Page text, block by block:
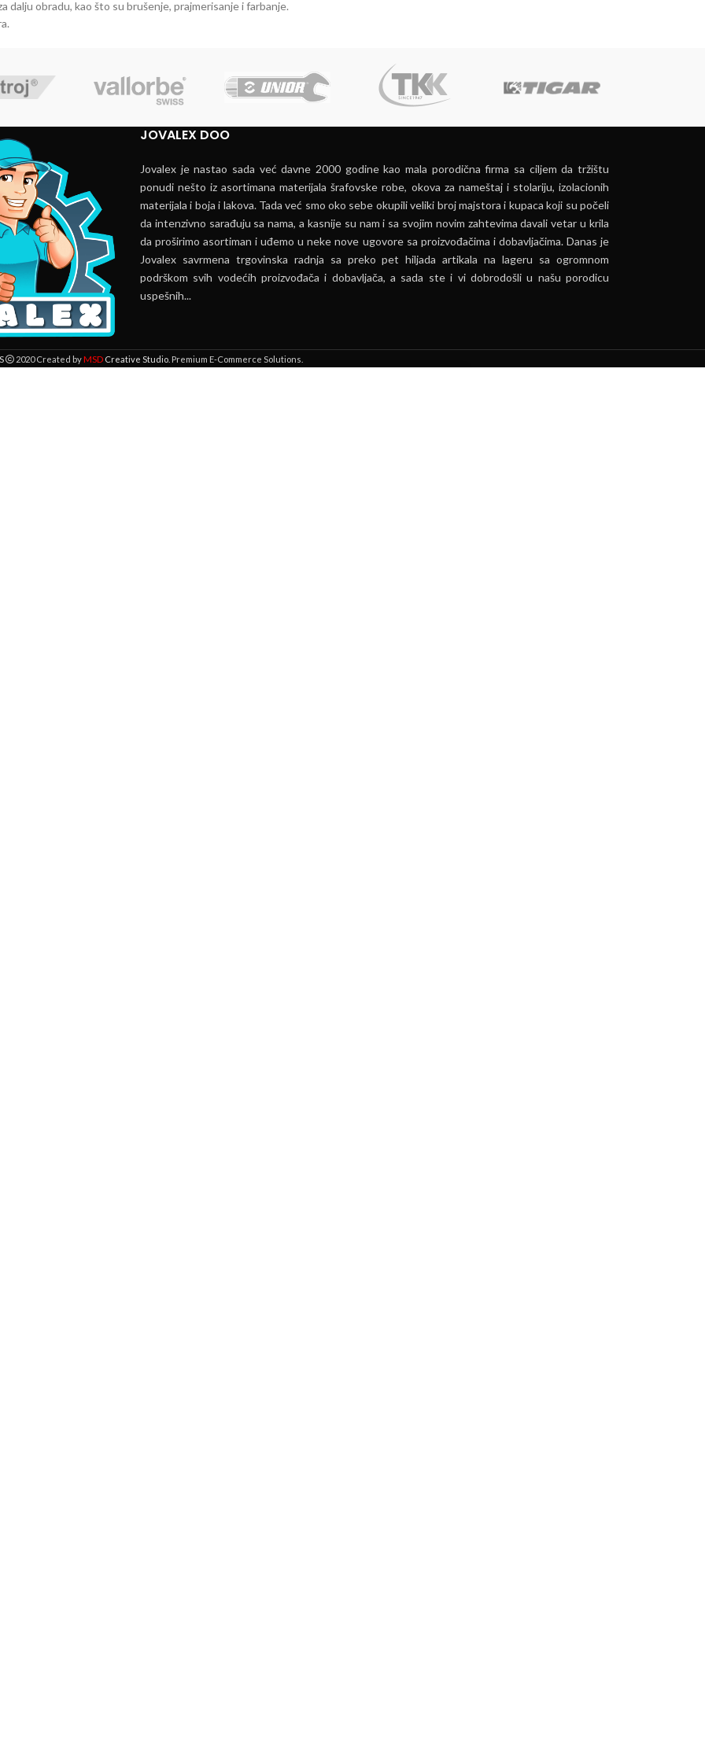
obradu, kao što su brušenje, prajmerisanje i farbanje.
JOVALEX DOO
Jovalex je nastao sada već davne 2000 godine kao mala porodična firma sa ciljem da tržištu
ponudi nešto iz asortimana materijala šrafovske robe, okova za nameštaj i stolariju, izolacionih
materijala i boja i lakova. Tada već smo oko sebe okupili veliki broj majstora i kupaca koji su počeli
da intenzivno sarađuju sa nama, a kasnije su nam i sa svojim novim zahtevima davali vetar u krila
da proširimo asortiman i uđemo u neke nove ugovore sa proizvođačima i dobavljačima. Danas je
Jovalex savrmena trgovinska radnja sa preko pet hiljada artikala na lageru sa ogromnom
podrškom svih vodećih proizvođača i dobavljača, a sada ste i vi dobrodošli u našu porodicu
uspešnih...
2020 Created byMSDCreative Studio. Premium E-Commerce Solutions.